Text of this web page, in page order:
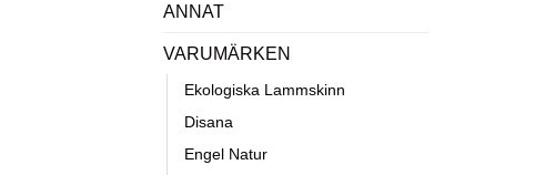
ANNAT
VARUMÄRKEN
Ekologiska Lammskinn
Disana
Engel Natur